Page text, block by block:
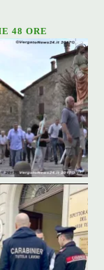
48 ORE